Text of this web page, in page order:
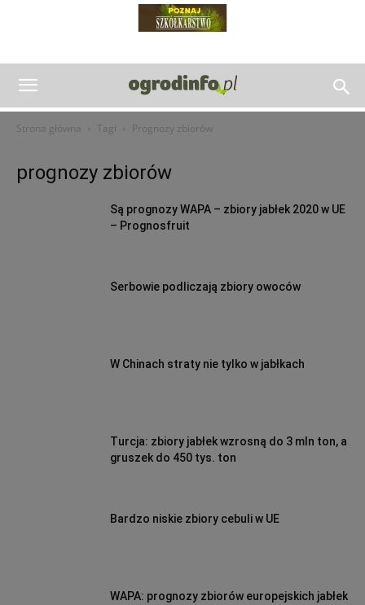
Strona główna Tagi Prognozy zbiorów
prognozy zbiorów
Są prognozy WAPA – zbiory jabłek 2020 w UE
– Prognosfruit
Serbowie podliczają zbiory owoców
W Chinach straty nie tylko w jabłkach
Turcja: zbiory jabłek wzrosną do 3 mln ton, a
gruszek do 450 tys. ton
Bardzo niskie zbiory cebuli w UE
WAPA: prognozy zbiorów europejskich jabłek